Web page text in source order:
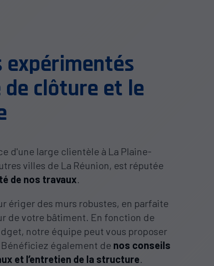
expérimentés
clôture et le
d'une large clientèle à La Plaine-
villes de La Réunion, est réputée
de nos travaux.
ériger des murs robustes, en parfaite
de votre bâtiment. En fonction de
notre équipe peut vous proposer
également de nos conseils
et l’entretien de la structure.